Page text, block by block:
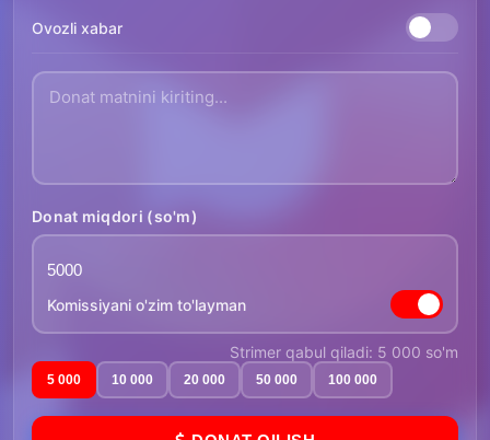
Ovozli xabar
Donat miqdori (so'm)
Komissiyani o'zim to'layman
Strimer qabul qiladi: 5 000 so'm
5 000 10 000 20 000 50 000 100 000